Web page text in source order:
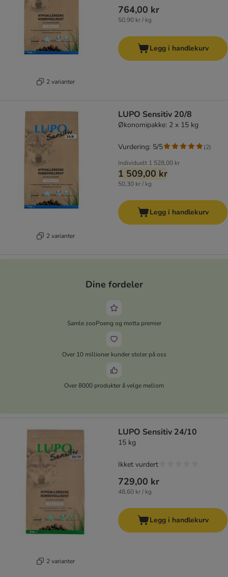
2 varianter
764,00 kr
50,90 kr / kg
Legg i handlekurv
2 varianter
LUPO Sensitiv 20/8
Økonomipakke: 2 x 15 kg
Individuelt 1 528,00 kr
1 509,00 kr
50,30 kr / kg
Vurdering: 5/5 (2)
Legg i handlekurv
Dine fordeler
Samle zooPoeng og motta premier
Over 10 millioner kunder stoler på oss
Over 8000 produkter å velge mellom
2 varianter
LUPO Sensitiv 24/10
15 kg
729,00 kr
48,60 kr / kg
Ikket vurdert
Legg i handlekurv